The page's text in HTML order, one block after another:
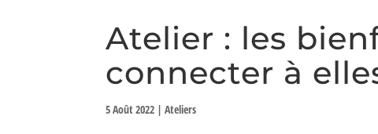
Atelier : les
connecter à
5 Août 2022 |Ateliers